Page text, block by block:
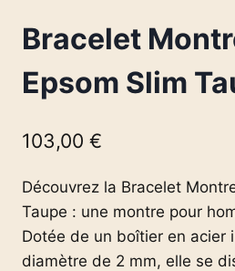
Bracelet
Epsom Slim
103,00 €
Découvrez la Bracelet
Taupe : une montre pour
Dotée de un boîtier en acier
diamètre de 2 mm, elle se